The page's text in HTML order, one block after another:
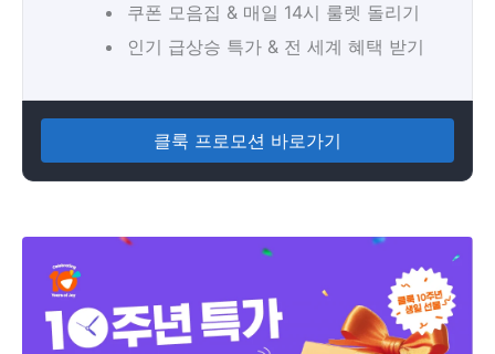
쿠폰 모음집 & 매일 14시 룰렛 돌리기
인기 급상승 특가 & 전 세계 혜택 받기
클룩 프로모션 바로가기